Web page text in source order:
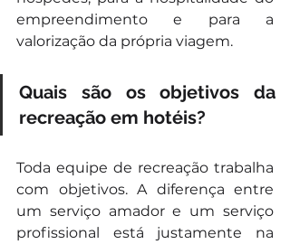
empreendimento e para a
valorização da própria viagem.
Quais são os objetivos da
recreação em hotéis?
Toda equipe de recreação trabalha
com objetivos. A diferença entre
um serviço amador e um serviço
profissional está justamente na